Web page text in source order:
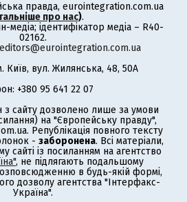
правда, eurointegration.com.ua
про нас).
медіа; ідентифікатор медіа – R40-
02162.
editors@eurointegration.com.ua
Київ, вул. Жилянська, 48, 50А
+380 95 641 22 07
з сайту дозволено лише за умови
на "Європейську правду",
Републікація повного тексту
- заборонена. Всі матеріали,
сайті із посиланням на агентство
, не підлягають подальшому
в будь-якій формі,
дозволу агентства "Інтерфакс-
Україна".